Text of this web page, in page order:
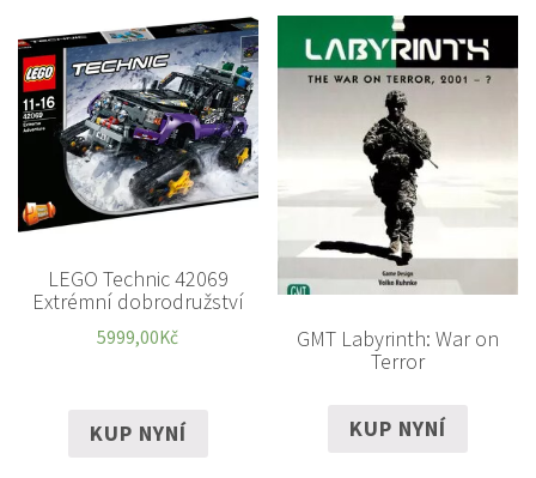
LEGO Technic 42069
Extrémní dobrodružství
5999,00Kč
KUP NYNÍ
GMT Labyrinth: War on
Terror
KUP NYNÍ